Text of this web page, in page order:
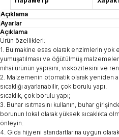
Açıklama
Ayarlar
Açıklama
Ürün özellikleri:
1. Bu makine esas olarak enzimlerin yok
yumuşatılması ve öğütülmüş
nihai ürünün yapısını, viskozitesini ve
2. Malzemenin otomatik olarak yeniden
sıcaklığı ayarlanabilir, çok borulu yapı.
sıcaklık, çok borulu yapı;
3. Buhar ısıtmasını kullanın, buhar
borunun lokal olarak yüksek sıcaklıkta
önleyin.
4. Gıda hijyeni standartlarına uygun